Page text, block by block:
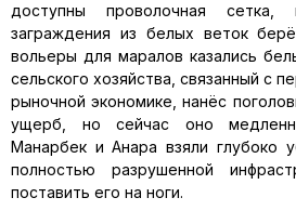
доступны проволочная сетка,
заграждения из белых веток
вольеры для маралов казались
сельского хозяйства, связанный с
рыночной экономике, нанёс
ущерб, но сейчас оно медленно
Манарбек и Анара взяли глубоко
полностью разрушенной
поставить его на ноги.